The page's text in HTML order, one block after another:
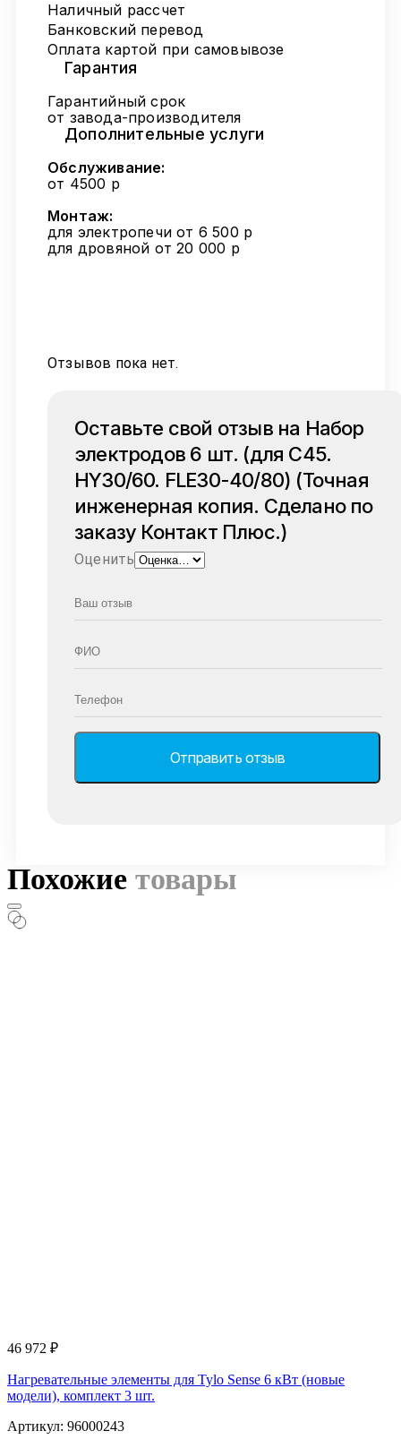
Наличный рассчет
Банковский перевод
Оплата картой при самовывозе
Гарантия
Гарантийный срок
от завода-производителя
Дополнительные услуги
Обслуживание:
от 4500 р
Монтаж:
для электропечи от 6 500 р
для дровяной от 20 000 р
Отзывов пока нет.
Оставьте свой отзыв на Набор
электродов 6 шт. (для C45.
HY30/60. FLE30-40/80) (Точная
инженерная копия. Cделано по
заказу Контакт Плюс.)
Оценить
Похожие товары
46 972 ₽
Нагревательные элементы для Tylo Sense 6 кВт (новые
модели), комплект 3 шт.
Артикул: 96000243